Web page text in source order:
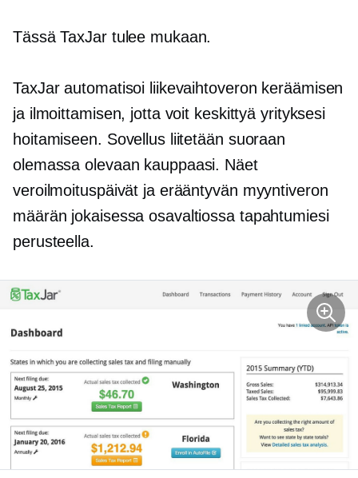
Tässä TaxJar tulee mukaan.
TaxJar automatisoi liikevaihtoveron keräämisen
ja ilmoittamisen, jotta voit keskittyä yrityksesi
hoitamiseen. Sovellus liitetään suoraan
olemassa olevaan kauppaasi. Näet
veroilmoituspäivät ja erääntyvän myyntiveron
määrän jokaisessa osavaltiossa tapahtumiesi
perusteella.